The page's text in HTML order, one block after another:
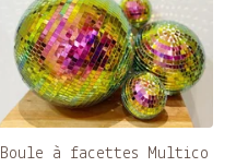
Boule à facettes Multico